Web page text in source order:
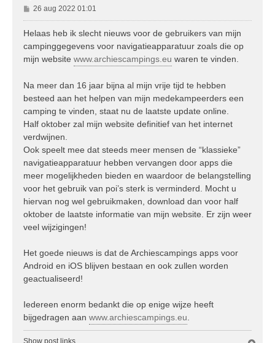
B
e
r
h
26 aug 2022 01:01
Helaas heb ik slecht nieuws voor de gebruikers van mijn
campinggegevens voor navigatieapparatuur zoals die op
mijn website www.archiescampings.eu waren te vinden.
Na meer dan 16 jaar bijna al mijn vrije tijd te hebben
besteed aan het helpen van mijn medekampeerders een
camping te vinden, staat nu de laatste update online.
Half oktober zal mijn website definitief van het internet
verdwijnen.
Ook speelt mee dat steeds meer mensen de “klassieke”
navigatieapparatuur hebben vervangen door apps die
meer mogelijkheden bieden en waardoor de belangstelling
voor het gebruik van poi’s sterk is verminderd. Mocht u
hiervan nog wel gebruikmaken, download dan voor half
oktober de laatste informatie van mijn website. Er zijn weer
veel wijzigingen!
Het goede nieuws is dat de Archiescampings apps voor
Android en iOS blijven bestaan en ook zullen worden
geactualiseerd!
Iedereen enorm bedankt die op enige wijze heeft
bijgedragen aan www.archiescampings.eu.